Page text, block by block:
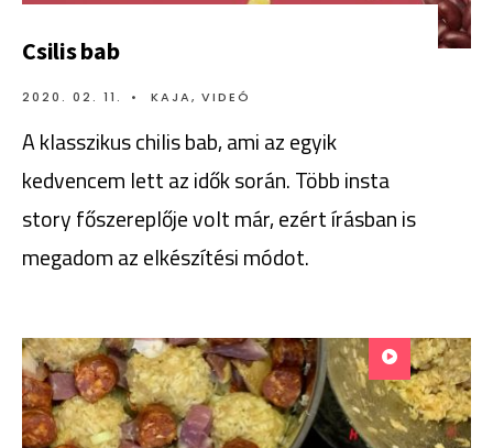
Csilis bab
2020. 02. 11. • KAJA, VIDEÓ
A klasszikus chilis bab, ami az egyik
kedvencem lett az idők során. Több insta
story főszereplője volt már, ezért írásban is
megadom az elkészítési módot.